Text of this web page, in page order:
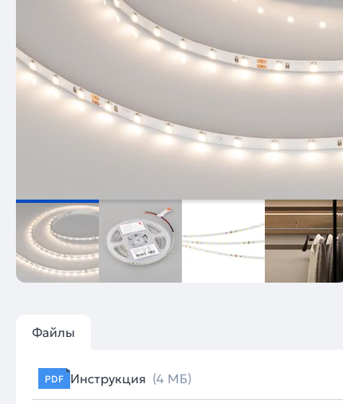
Файлы
PDF Инструкция (4 МБ)